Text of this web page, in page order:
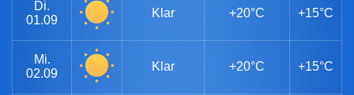
Di.
01.09
Klar +20°C +15°C
Mi.
02.09
Klar +20°C +15°C